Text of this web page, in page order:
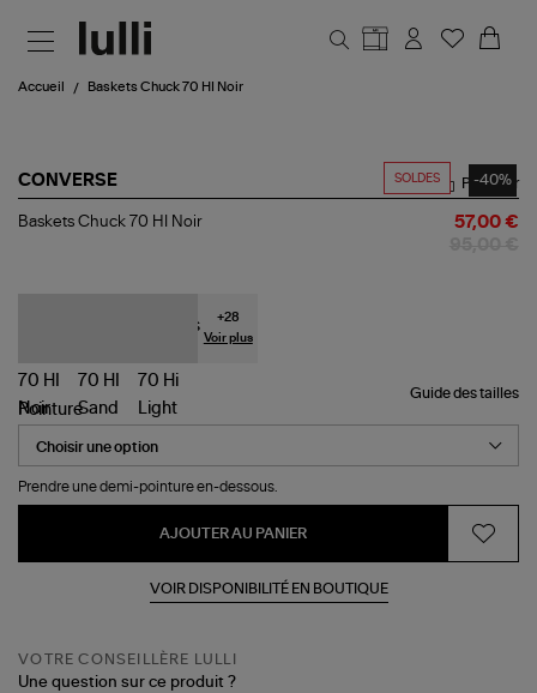
Accueil Baskets Chuck 70 HI Noir
SOLDES -40%
CONVERSE
Baskets
Partager
Baskets Chuck 70 HI Noir 57,00 €
+28
Voir plus
Guide des tailles
Pointure
Prendre une demi-pointure en-dessous.
AJOUTER AU PANIER
VOIR DISPONIBILITÉ EN BOUTIQUE
VOTRE CONSEILLÈRE LULLI
Une question sur ce produit ?